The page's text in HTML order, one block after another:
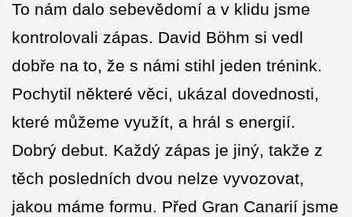
To nám dalo sebevědomí a v klidu jsme
kontrolovali zápas. David Böhm si vedl
dobře na to, že s námi stihl jeden trénink.
Pochytil některé věci, ukázal dovednosti,
které můžeme využít, a hrál s energií.
Dobrý debut. Každý zápas je jiný, takže z
těch posledních dvou nelze vyvozovat,
jakou máme formu. Před Gran Canarií jsme